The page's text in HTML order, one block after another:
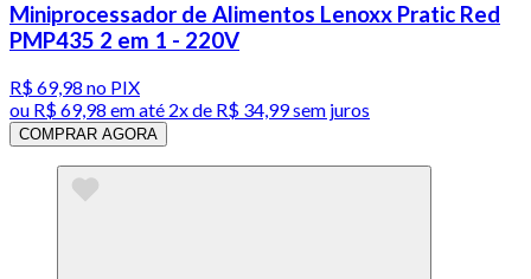
Miniprocessador de Alimentos Lenoxx Pratic Red
PMP435 2 em 1 - 220V
R$ 69,98 no PIX
ou R$ 69,98 em até 2x de R$ 34,99 sem juros
COMPRAR AGORA